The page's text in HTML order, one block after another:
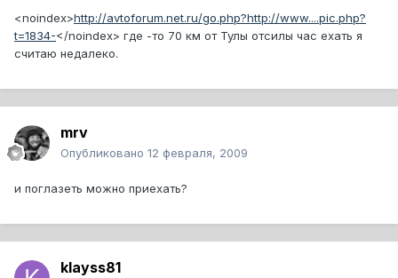
<noindex>http://avtoforum.net.ru/go.php?http://www....pic.php?
t=1834-</noindex> где -то 70 км от Тулы отсилы час ехать я
считаю недалеко.
mrv
Опубликовано 12 февраля, 2009
и поглазеть можно приехать?
klayss81